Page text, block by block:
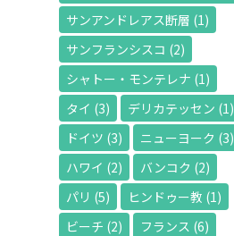
サンアンドレアス断層 (1)
サンフランシスコ (2)
シャトー・モンテレナ (1)
タイ (3) デリカテッセン (1)
ドイツ (3) ニューヨーク (3)
ハワイ (2) バンコク (2)
パリ (5) ヒンドゥー教 (1)
ビーチ (2) フランス (6)